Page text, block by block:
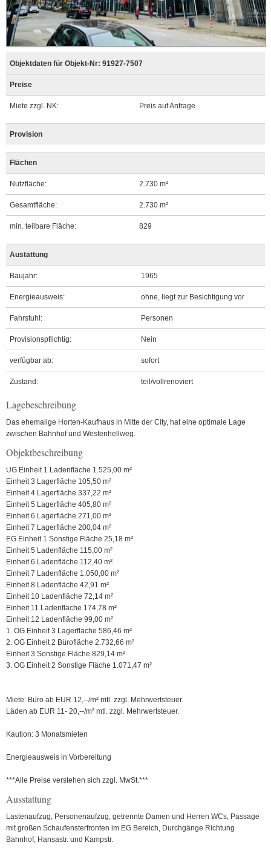
Objektdaten für Objekt-Nr: 91927-7507
Preise
Miete zzgl. NK: Preis auf Anfrage
Provision
Flächen
Nutzfläche: 2.730 m²
Gesamtfläche: 2.730 m²
min. teilbare Fläche: 829
Austattung
Baujahr: 1965
Energieausweis: ohne, liegt zur Besichtigung vor
Fahrstuhl: Personen
Provisionspflichtig: Nein
verfügbar ab: sofort
Zustand: teil/vollrenoviert
Lagebeschreibung
Das ehemalige Horten-Kaufhaus in Mitte der City, hat eine optimale Lage
zwischen Bahnhof und Westenhellweg.
Objektbeschreibung
UG Einheit 1 Ladenfläche 1.525,00 m²
Einheit 3 Lagerfläche 105,50 m²
Einheit 4 Lagerfläche 337,22 m²
Einheit 5 Lagerfläche 405,80 m²
Einheit 6 Lagerfläche 271,00 m²
Einheit 7 Lagerfläche 200,04 m²
EG Einheit 1 Sonstige Fläche 25,18 m²
Einheit 5 Ladenfläche 115,00 m²
Einheit 6 Ladenfläche 112,40 m²
Einheit 7 Ladenfläche 1.050,00 m²
Einheit 8 Ladenfläche 42,91 m²
Einheit 10 Ladenfläche 72,14 m²
Einheit 11 Ladenfläche 174,78 m²
Einheit 12 Ladenfläche 99,00 m²
1. OG Einheit 3 Lagerfläche 586,46 m²
2. OG Einheit 2 Bürofläche 2.732,66 m²
Einheit 3 Sonstige Fläche 829,14 m²
3. OG Einheit 2 Sonstige Fläche 1.071,47 m²
Miete: Büro ab EUR 12,--/m² mtl. zzgl. Mehrwertsteuer.
Läden ab EUR 11- 20,--/m² mtl. zzgl. Mehrwertsteuer.
Kaution: 3 Monatsmieten
Energieausweis in Vorbereitung
***Alle Preise verstehen sich zzgl. MwSt.***
Ausstattung
Lastenaufzug, Personenaufzug, getrennte Damen und Herren WCs, Passage
mit großen Schaufensterfronten im EG Bereich, Durchgänge Richtung
Bahnhof, Hansastr. und Kampstr.